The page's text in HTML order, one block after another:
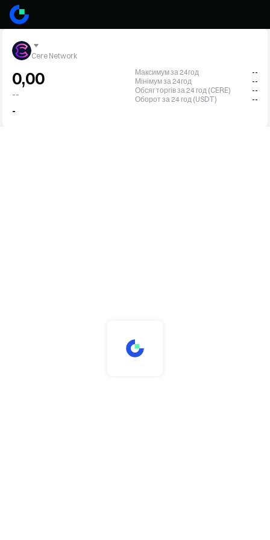
Cere Network
0,00
--
-
Максимум за 24год
--
Мінімум за 24год
--
Обсяг торгів за 24 год (CERE)
--
Оборот за 24 год (USDT)
--